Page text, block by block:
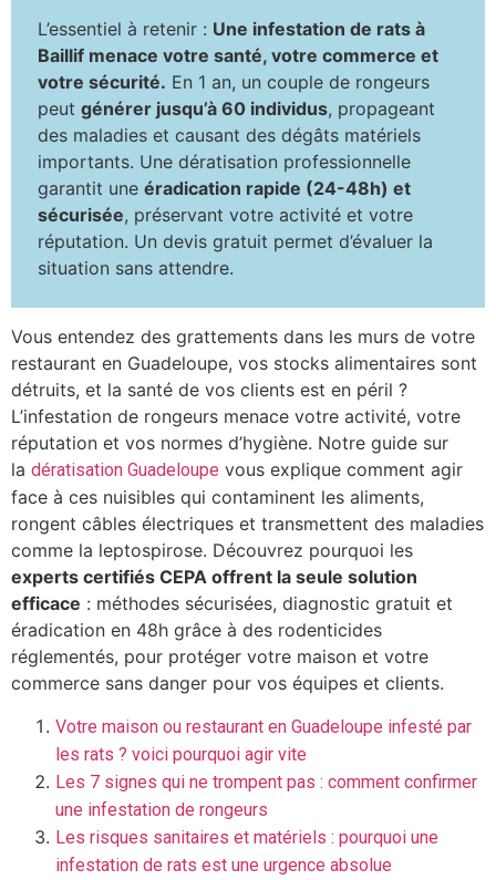
L’essentiel à retenir : Une infestation de rats à
Baillif menace votre santé, votre commerce et
votre sécurité. En 1 an, un couple de rongeurs
peut générer jusqu’à 60 individus, propageant
des maladies et causant des dégâts matériels
importants. Une dératisation professionnelle
garantit une éradication rapide (24-48h) et
sécurisée, préservant votre activité et votre
réputation. Un devis gratuit permet d’évaluer la
situation sans attendre.
Vous entendez des grattements dans les murs de votre
restaurant en Guadeloupe, vos stocks alimentaires sont
détruits, et la santé de vos clients est en péril ?
L’infestation de rongeurs menace votre activité, votre
réputation et vos normes d’hygiène. Notre guide sur
la dératisation Guadeloupe vous explique comment agir
face à ces nuisibles qui contaminent les aliments,
rongent câbles électriques et transmettent des maladies
comme la leptospirose. Découvrez pourquoi les
experts certifiés CEPA offrent la seule solution
efficace : méthodes sécurisées, diagnostic gratuit et
éradication en 48h grâce à des rodenticides
réglementés, pour protéger votre maison et votre
commerce sans danger pour vos équipes et clients.
Votre maison ou restaurant en Guadeloupe infesté par
les rats ? voici pourquoi agir vite
Les 7 signes qui ne trompent pas : comment confirmer
une infestation de rongeurs
Les risques sanitaires et matériels : pourquoi une
infestation de rats est une urgence absolue